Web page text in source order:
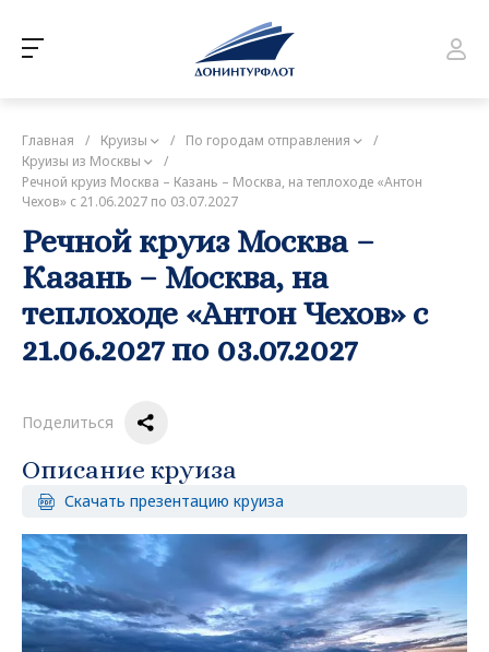
Главная / Круизы / По городам отправления
/
Круизы из Москвы
/
Речной круиз Москва – Казань – Москва, на теплоходе «Антон
Чехов» с 21.06.2027 по 03.07.2027
Речной круиз Москва –
Казань – Москва, на
теплоходе «Антон Чехов» с
21.06.2027 по 03.07.2027
Поделиться
Описание круиза
Скачать презентацию круиза